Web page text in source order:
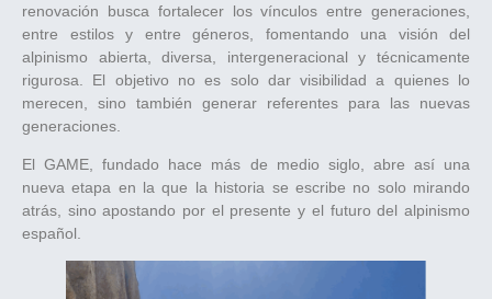
renovación busca fortalecer los vínculos entre generaciones,
entre estilos y entre géneros, fomentando una visión del
alpinismo abierta, diversa, intergeneracional y técnicamente
rigurosa. El objetivo no es solo dar visibilidad a quienes lo
merecen, sino también generar referentes para las nuevas
generaciones.
El GAME, fundado hace más de medio siglo, abre así una
nueva etapa en la que la historia se escribe no solo mirando
atrás, sino apostando por el presente y el futuro del alpinismo
español.